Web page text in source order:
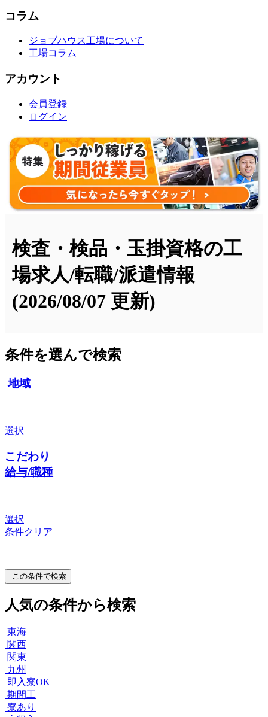
コラム
ジョブハウス工場について
工場コラム
アカウント
会員登録
ログイン
検査・検品・玉掛資格の工
場求人/転職/派遣情報
(2026/08/07 更新)
条件を選んで検索
地域
選択
こだわり
給与/職種
選択
条件クリア
この条件で検索
人気の条件から検索
東海
関西
関東
九州
即入寮OK
期間工
寮あり